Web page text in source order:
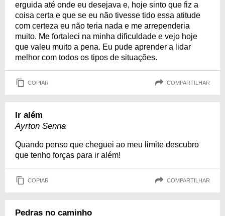
erguida até onde eu desejava e, hoje sinto que fiz a
coisa certa e que se eu não tivesse tido essa atitude
com certeza eu não teria nada e me arrependeria
muito. Me fortaleci na minha dificuldade e vejo hoje
que valeu muito a pena. Eu pude aprender a lidar
melhor com todos os tipos de situações.
COPIAR COMPARTILHAR
Ir além
Ayrton Senna
Quando penso que cheguei ao meu limite descubro
que tenho forças para ir além!
COPIAR COMPARTILHAR
Pedras no caminho